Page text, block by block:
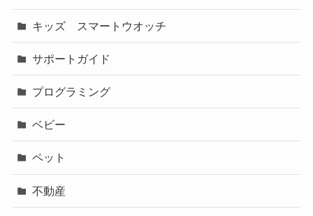
キッズ スマートウオッチ
サポートガイド
プログラミング
ベビー
ペット
不動産